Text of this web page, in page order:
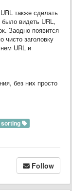
также сделать
видеть URL,
Заодно появится
чисто заголовку
URL и
без них просто
sorting
Follow